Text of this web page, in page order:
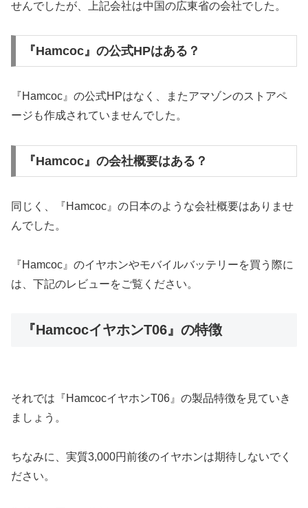
せんでしたが、上記会社は中国の広東省の会社でした。
『Hamcoc』の公式HPはある？
『Hamcoc』の公式HPはなく、またアマゾンのストアペ
ージも作成されていませんでした。
『Hamcoc』の会社概要はある？
同じく、『Hamcoc』の日本のような会社概要はありませ
んでした。
『Hamcoc』のイヤホンやモバイルバッテリーを買う際に
は、下記のレビューをご覧ください。
『HamcocイヤホンT06』の特徴
それでは『HamcocイヤホンT06』の製品特徴を見ていき
ましょう。
ちなみに、実質3,000円前後のイヤホンは期待しないでく
ださい。